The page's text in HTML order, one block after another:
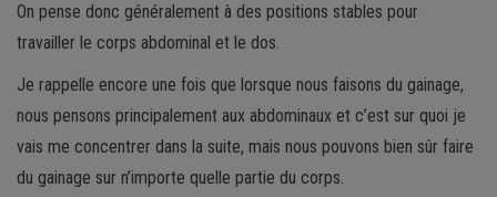
On pense donc généralement à des positions stables pour
travailler le corps abdominal et le dos.
Je rappelle encore une fois que lorsque nous faisons du gainage,
nous pensons principalement aux abdominaux et c’est sur quoi je
vais me concentrer dans la suite, mais nous pouvons bien sûr faire
du gainage sur n’importe quelle partie du corps.